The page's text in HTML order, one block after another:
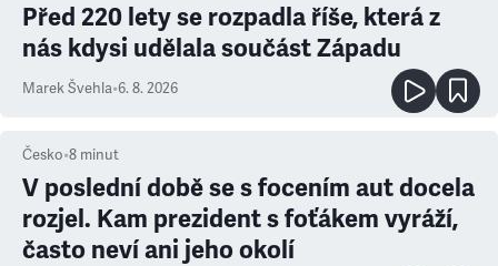
Před 220 lety se rozpadla říše, která z
nás kdysi udělala součást Západu
Marek Švehla•6. 8. 2026
Česko•8 minut
V poslední době se s focením aut docela
rozjel. Kam prezident s foťákem vyráží,
často neví ani jeho okolí